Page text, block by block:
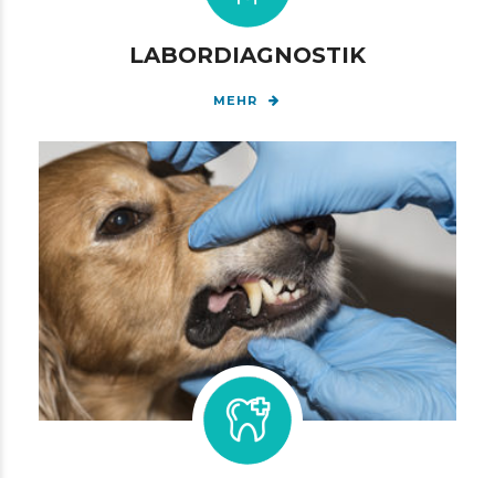
LABORDIAGNOSTIK
MEHR